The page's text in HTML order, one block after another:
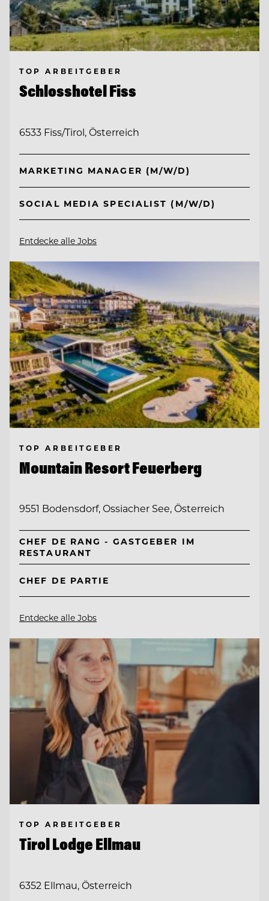
TOP ARBEITGEBER
Schlosshotel Fiss
6533 Fiss/Tirol, Österreich
MARKETING MANAGER (M/W/D)
SOCIAL MEDIA SPECIALIST (M/W/D)
Entdecke alle Jobs
TOP ARBEITGEBER
Mountain Resort Feuerberg
9551 Bodensdorf, Ossiacher See, Österreich
CHEF DE RANG - GASTGEBER IM
RESTAURANT
CHEF DE PARTIE
Entdecke alle Jobs
TOP ARBEITGEBER
Tirol Lodge Ellmau
6352 Ellmau, Österreich